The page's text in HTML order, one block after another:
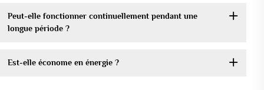
Peut-elle fonctionner continuellement pendant une
longue période ?
Est-elle économe en énergie ?